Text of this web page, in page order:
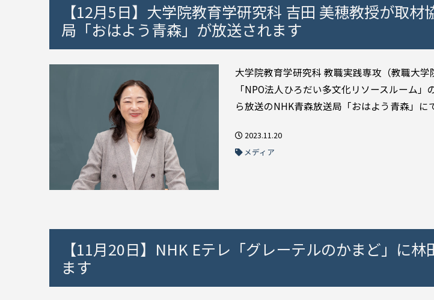
【12月5日】大学院教育学研究科 吉田 美穂教授が取
局「おはよう青森」が放送されます
大学院教育学研究科 教職実践専攻（教職大
「NPO法人ひろだい多文化リソースルーム
ら放送のNHK青森放送局「おはよう青森」に
2023.11.20
メディア
【11月20日】NHK Eテレ「グレーテルのかまど」に
ます